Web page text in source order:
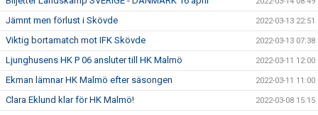
Jämnt men förlust i Skövde 2022-03-13 22:51
Viktig bortamatch mot IFK Skövde 2022-03-13 07:38
Ljunghusens HK P 06 ansluter till HK Malmö 2022-03-11 12:00
Ekman lämnar HK Malmö efter säsongen 2022-03-11 11:00
Clara Eklund klar för HK Malmö! 2022-03-08 15:15